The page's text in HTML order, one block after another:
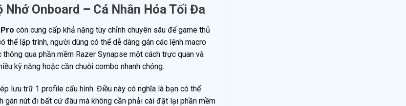
Nhớ Onboard – Cá Nhân Hóa Tối Đa
còn cung cấp khả năng tùy chỉnh chuyên sâu để game thủ
thể lập trình, người dùng có thể dễ dàng gán các lệnh macro
qua phần mềm Razer Synapse một cách trực quan và
kỹ năng hoặc cần chuỗi combo nhanh chóng.
lưu trữ 1 profile cấu hình. Điều này có nghĩa là bạn có thể
gán nút đi bất cứ đâu mà không cần phải cài đặt lại phần mềm